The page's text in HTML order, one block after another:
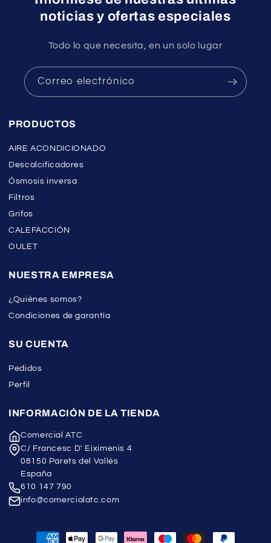
noticias y ofertas especiales
Todo lo que necesita, en un solo lugar
Correo electrónico
PRODUCTOS
AIRE ACONDICIONADO
Descalcificadores
Ósmosis inversa
Filtros
Grifos
CALEFACCIÓN
OULET
NUESTRA EMPRESA
¿Quiénes somos?
Condiciones de garantía
SU CUENTA
Pedidos
Perfil
INFORMACIÓN DE LA TIENDA
Comercial ATC
C/ Francesc D' Eiximenis 4
08150 Parets del Vallès
España
610 147 790
info@comercialatc.com
Formas